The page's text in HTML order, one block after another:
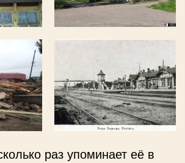
раз упоминает её в